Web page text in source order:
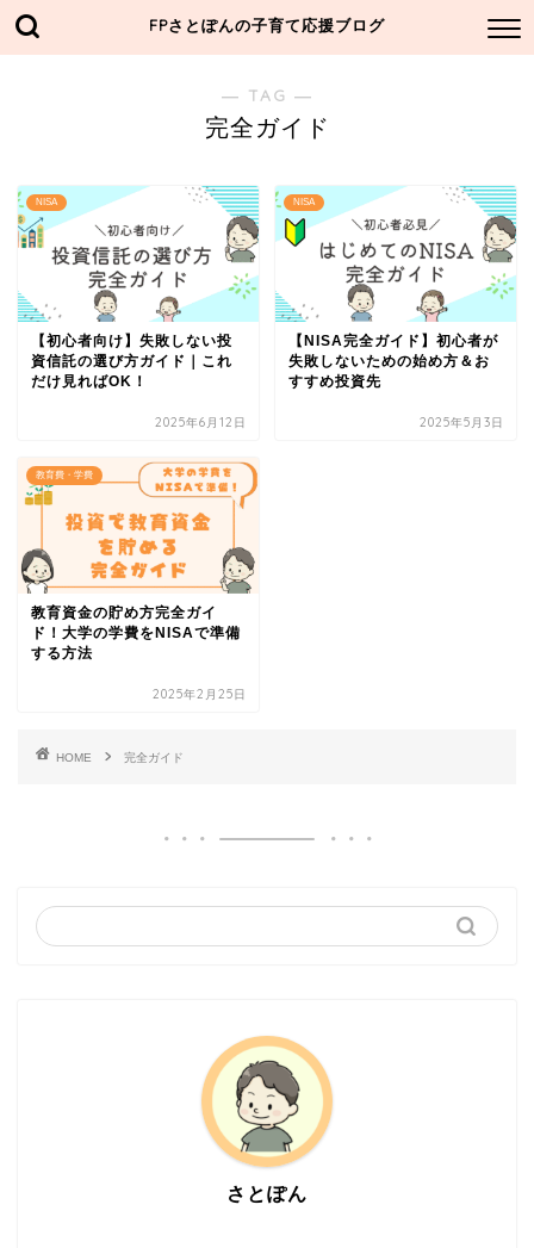
FPさとぽんの子育て応援ブログ
― TAG ―
完全ガイド
NISA
【初心者向け】失敗しない投
資信託の選び方ガイド｜これ
だけ見ればOK！
2025年6月12日
NISA
【NISA完全ガイド】初心者が
失敗しないための始め方＆お
すすめ投資先
2025年5月3日
教育費・学費
教育資金の貯め方完全ガイ
ド！大学の学費をNISAで準備
する方法
2025年2月25日
HOME 完全ガイド
さとぽん